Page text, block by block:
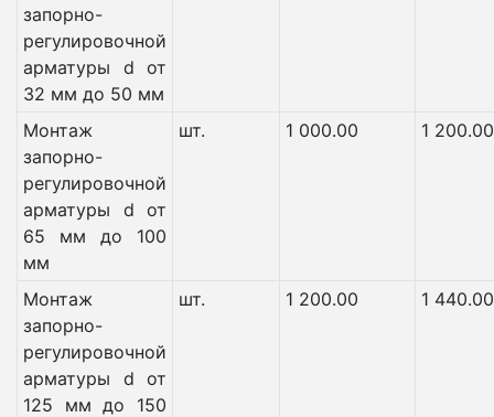
запорно-
регулировочной
арматуры d от
32 мм до 50 мм
Монтаж
запорно-
регулировочной
арматуры d от
65 мм до 100
мм
шт. 1 000.00 1 200.00
Монтаж
запорно-
регулировочной
арматуры d от
125 мм до 150
шт. 1 200.00 1 440.00